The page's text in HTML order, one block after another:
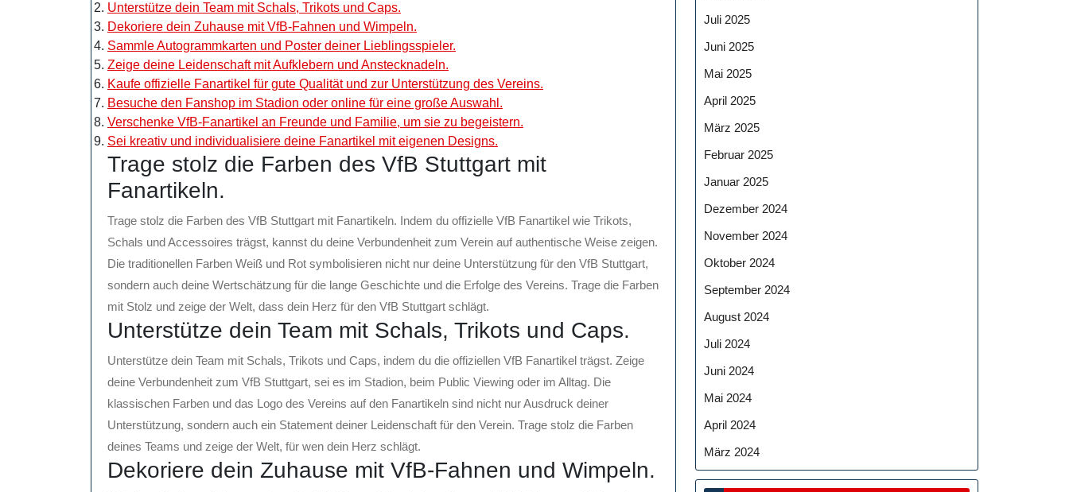
Unterstütze dein Team mit Schals, Trikots und Caps.
Dekoriere dein Zuhause mit VfB-Fahnen und Wimpeln.
Sammle Autogrammkarten und Poster deiner Lieblingsspieler.
Zeige deine Leidenschaft mit Aufklebern und Anstecknadeln.
Kaufe offizielle Fanartikel für gute Qualität und zur Unterstützung des Vereins.
Besuche den Fanshop im Stadion oder online für eine große Auswahl.
Verschenke VfB-Fanartikel an Freunde und Familie, um sie zu begeistern.
Sei kreativ und individualisiere deine Fanartikel mit eigenen Designs.
Trage stolz die Farben des VfB Stuttgart mit
Fanartikeln.
Trage stolz die Farben des VfB Stuttgart mit Fanartikeln. Indem du offizielle VfB Fanartikel wie Trikots,
Schals und Accessoires trägst, kannst du deine Verbundenheit zum Verein auf authentische Weise zeigen.
Die traditionellen Farben Weiß und Rot symbolisieren nicht nur deine Unterstützung für den VfB Stuttgart,
sondern auch deine Wertschätzung für die lange Geschichte und die Erfolge des Vereins. Trage die Farben
mit Stolz und zeige der Welt, dass dein Herz für den VfB Stuttgart schlägt.
Unterstütze dein Team mit Schals, Trikots und Caps.
Unterstütze dein Team mit Schals, Trikots und Caps, indem du die offiziellen VfB Fanartikel trägst. Zeige
deine Verbundenheit zum VfB Stuttgart, sei es im Stadion, beim Public Viewing oder im Alltag. Die
klassischen Farben und das Logo des Vereins auf den Fanartikeln sind nicht nur Ausdruck deiner
Unterstützung, sondern auch ein Statement deiner Leidenschaft für den Verein. Trage stolz die Farben
deines Teams und zeige der Welt, für wen dein Herz schlägt.
Dekoriere dein Zuhause mit VfB-Fahnen und Wimpeln.
Juli 2025
Juni 2025
Mai 2025
April 2025
März 2025
Februar 2025
Januar 2025
Dezember 2024
November 2024
Oktober 2024
September 2024
August 2024
Juli 2024
Juni 2024
Mai 2024
April 2024
März 2024